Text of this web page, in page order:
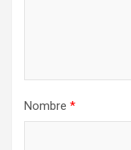
Nombre *